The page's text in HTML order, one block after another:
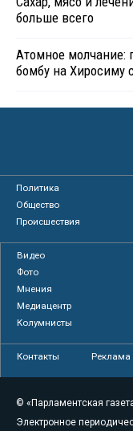
больше всего
Атомное молчание:
бомбу на Хиросиму
Политика
Общество
Происшествия
Видео
Фото
Мнения
Медиацентр
Колумнисты
Контакты Реклама
© «Парламентская
Электронное